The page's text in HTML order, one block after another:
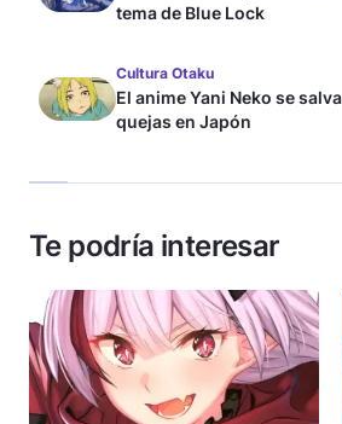
tema de Blue Lock
Cultura Otaku
El anime Yani Neko se
quejas en Japón
Te podría interesar